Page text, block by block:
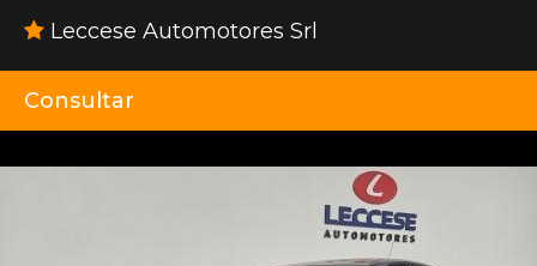
Leccese Automotores Srl
Consultar